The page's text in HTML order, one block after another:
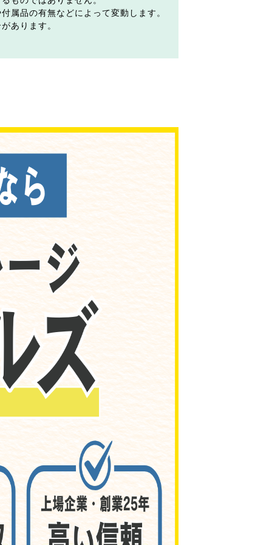
属品の有無などによって変動します。
あります。